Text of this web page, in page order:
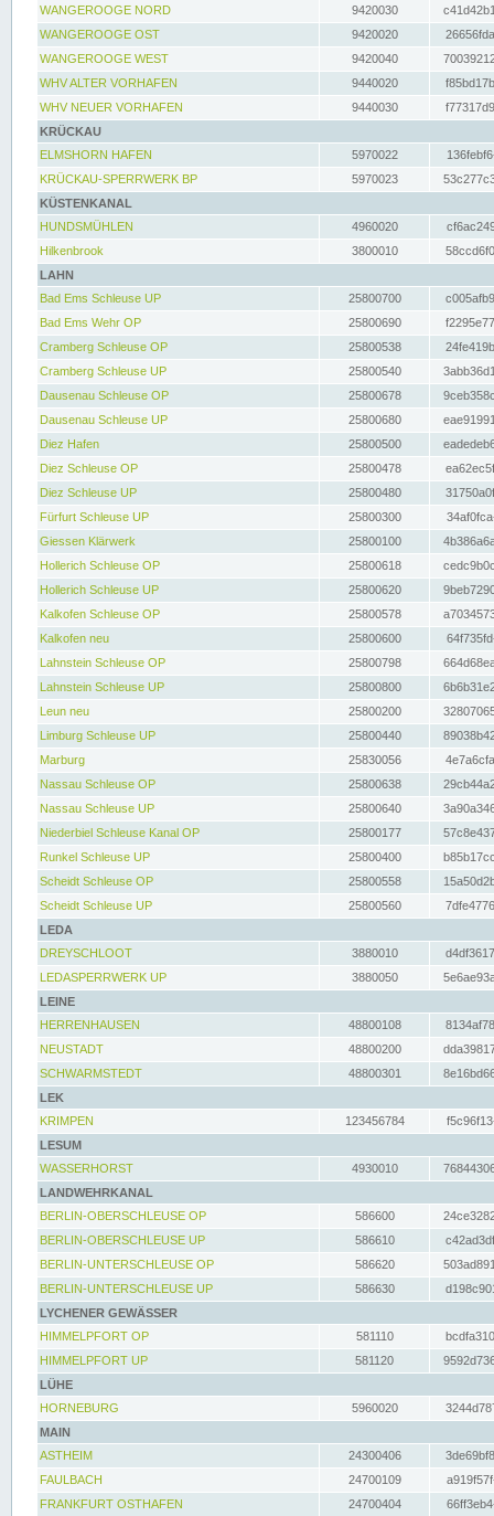
WANGEROOGE NORD
9420030
WANGEROOGE OST
9420020
WANGEROOGE WEST
9420040
WHV ALTER VORHAFEN
9440020
WHV NEUER VORHAFEN
9440030
KRÜCKAU
ELMSHORN HAFEN
5970022
KRÜCKAU-SPERRWERK BP
5970023
KÜSTENKANAL
HUNDSMÜHLEN
4960020
Hilkenbrook
3800010
LAHN
Bad Ems Schleuse UP
25800700
Bad Ems Wehr OP
25800690
Cramberg Schleuse OP
25800538
Cramberg Schleuse UP
25800540
Dausenau Schleuse OP
25800678
Dausenau Schleuse UP
25800680
Diez Hafen
25800500
Diez Schleuse OP
25800478
Diez Schleuse UP
25800480
Fürfurt Schleuse UP
25800300
Giessen Klärwerk
25800100
Hollerich Schleuse OP
25800618
Hollerich Schleuse UP
25800620
Kalkofen Schleuse OP
25800578
Kalkofen neu
25800600
Lahnstein Schleuse OP
25800798
Lahnstein Schleuse UP
25800800
Leun neu
25800200
Limburg Schleuse UP
25800440
Marburg
25830056
Nassau Schleuse OP
25800638
Nassau Schleuse UP
25800640
Niederbiel Schleuse Kanal OP
25800177
Runkel Schleuse UP
25800400
Scheidt Schleuse OP
25800558
Scheidt Schleuse UP
25800560
LEDA
DREYSCHLOOT
3880010
LEDASPERRWERK UP
3880050
LEINE
HERRENHAUSEN
48800108
NEUSTADT
48800200
SCHWARMSTEDT
48800301
LEK
KRIMPEN
123456784
LESUM
WASSERHORST
4930010
LANDWEHRKANAL
BERLIN-OBERSCHLEUSE OP
586600
BERLIN-OBERSCHLEUSE UP
586610
BERLIN-UNTERSCHLEUSE OP
586620
BERLIN-UNTERSCHLEUSE UP
586630
LYCHENER GEWÄSSER
HIMMELPFORT OP
581110
HIMMELPFORT UP
581120
LÜHE
HORNEBURG
5960020
MAIN
ASTHEIM
24300406
FAULBACH
24700109
FRANKFURT OSTHAFEN
24700404